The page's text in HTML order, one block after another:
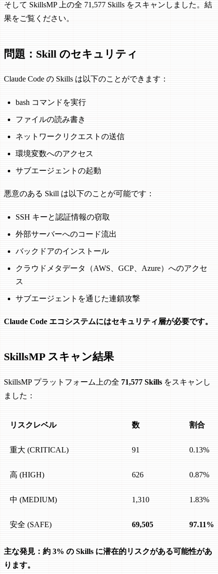
そして SkillsMP 上の全 71,577 Skills をスキャンしました。結
果をご覧ください。
問題：Skill のセキュリティ
Claude Code の Skills は以下のことができます：
bash コマンドを実行
ファイルの読み書き
ネットワークリクエストの送信
環境変数へのアクセス
サブエージェントの起動
悪意のある Skill は以下のことが可能です：
SSH キーと認証情報の窃取
外部サーバーへのコード流出
バックドアのインストール
クラウドメタデータ（AWS、GCP、Azure）へのアクセ
ス
サブエージェントを通じた連鎖攻撃
Claude Code エコシステムにはセキュリティ層が必要です。
SkillsMP スキャン結果
SkillsMP プラットフォーム上の全 71,577 Skills をスキャンし
ました：
リスクレベル 数 割合
重大 (CRITICAL) 91 0.13%
高 (HIGH) 626 0.87%
中 (MEDIUM) 1,310 1.83%
安全 (SAFE) 69,505 97.11%
主な発見：約 3% の Skills に潜在的リスクがある可能性があ
ります。